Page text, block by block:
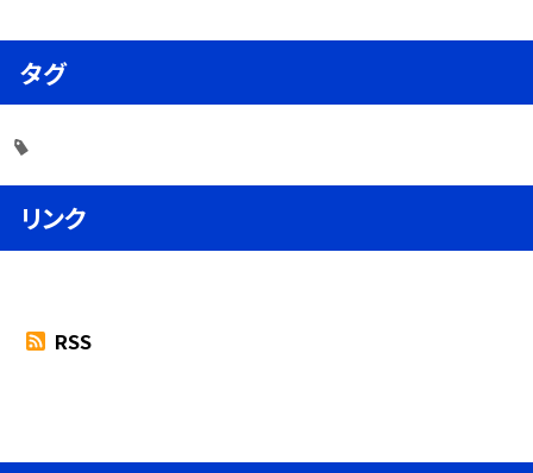
タグ
リンク
RSS